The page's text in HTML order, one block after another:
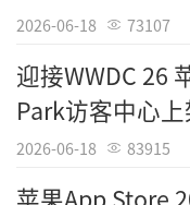
忧的帝国，而是
管库克将苹果市
元，但在AI浪潮
微软等竞争对手
亿，远低于谷歌
2万亿。此外，
2026-06-18 73107
迎接WWDC 26
Park访客中心
2026-06-18 83915
苹果App Store